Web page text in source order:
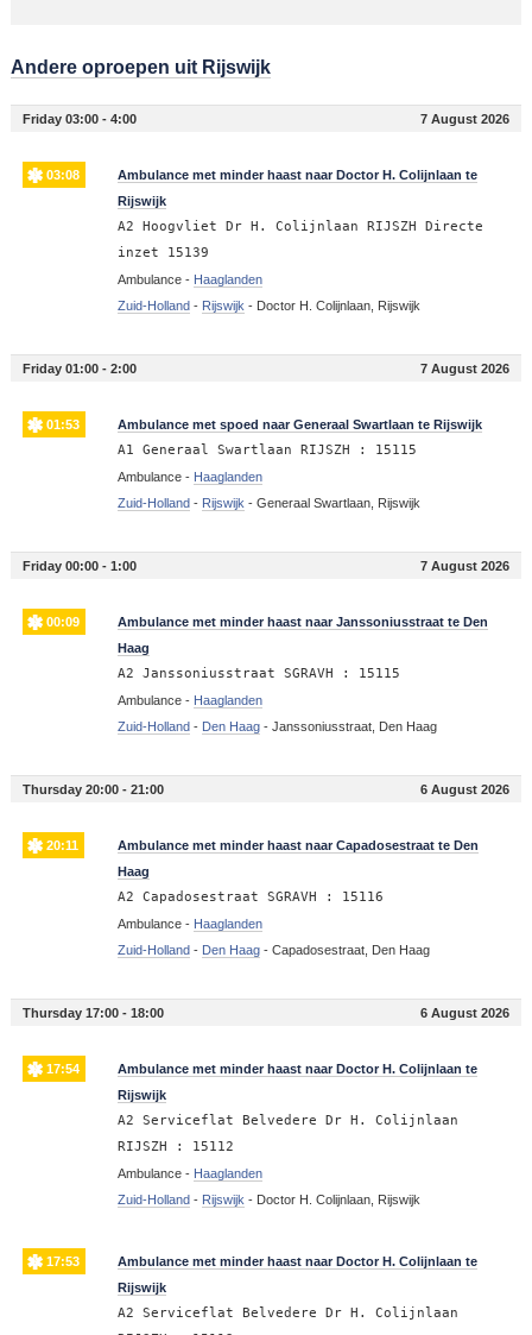
Andere oproepen uit Rijswijk
Friday 03:00 - 4:00 7 August 2026
03:08
Ambulance met minder haast naar Doctor H. Colijnlaan te
Rijswijk
A2 Hoogvliet Dr H. Colijnlaan RIJSZH Directe
inzet 15139
Ambulance - Haaglanden
Zuid-Holland- Rijswijk - Doctor H. Colijnlaan, Rijswijk
Friday 01:00 - 2:00 7 August 2026
01:53 Ambulance met spoed naar Generaal Swartlaan te Rijswijk
A1 Generaal Swartlaan RIJSZH : 15115
Ambulance - Haaglanden
Zuid-Holland- Rijswijk - Generaal Swartlaan, Rijswijk
Friday 00:00 - 1:00 7 August 2026
00:09
Ambulance met minder haast naar Janssoniusstraat te Den
Haag
A2 Janssoniusstraat SGRAVH : 15115
Ambulance - Haaglanden
Zuid-Holland- Den Haag- Janssoniusstraat, Den Haag
Thursday 20:00 - 21:00 6 August 2026
20:11
Ambulance met minder haast naar Capadosestraat te Den
Haag
A2 Capadosestraat SGRAVH : 15116
Ambulance - Haaglanden
Zuid-Holland- Den Haag- Capadosestraat, Den Haag
Thursday 17:00 - 18:00 6 August 2026
17:54
Ambulance met minder haast naar Doctor H. Colijnlaan te
Rijswijk
A2 Serviceflat Belvedere Dr H. Colijnlaan
RIJSZH : 15112
Ambulance - Haaglanden
Zuid-Holland- Rijswijk - Doctor H. Colijnlaan, Rijswijk
17:53
Ambulance met minder haast naar Doctor H. Colijnlaan te
Rijswijk
A2 Serviceflat Belvedere Dr H. Colijnlaan